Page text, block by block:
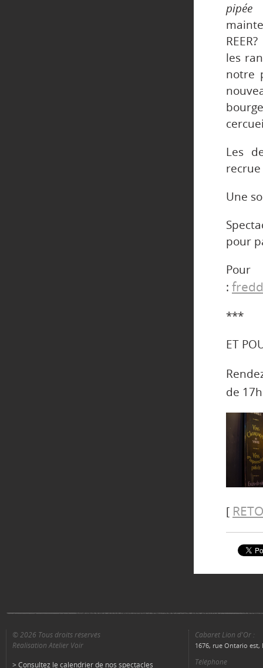
pipée
les
notre
Les
recrue
Une
pour
:
***
ET
de
[
© 2026 Tous droits réservés
Réalisation Atelier Voir
> Consultez le calendrier de nos spectacles
Cabaret Lion d'Or :
1676, rue Ontario est,
Téléphone